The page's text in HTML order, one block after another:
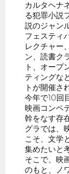
カルタヘナ
る犯罪小説
説のジャン
フェスティ
レクチャー
ン、読書ク
ト、オープ
ティングな
トが開催さ
今年で10回
映画コンペ
幹をなす存
グラでは、
こそ、文学
集めたいと
そこで、映
のもと、ノ